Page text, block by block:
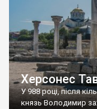
Херсонес
У 988 році, після
князь Володимир